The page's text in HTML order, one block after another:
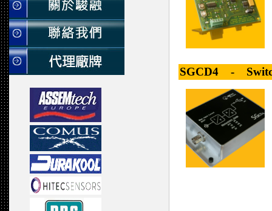
SGCD4 -